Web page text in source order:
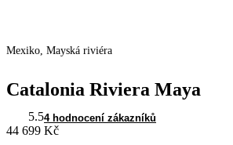
Mexiko, Mayská riviéra
Catalonia Riviera Maya
5.54 hodnocení zákazníků
44 699 Kč